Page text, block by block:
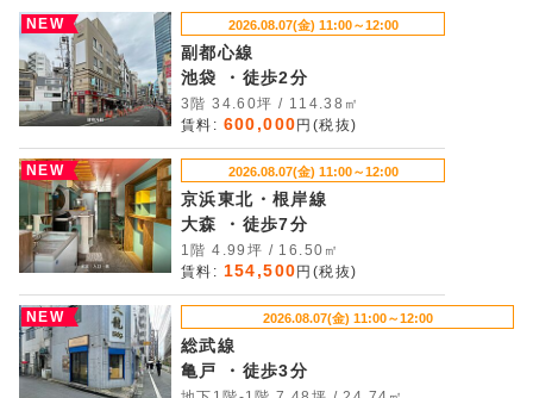
NEW 2026.08.07(金) 11:00～12:00
副都心線
池袋 ・徒歩2分
3階 34.60坪 / 114.38㎡
賃料: 600,000 円(税抜)
NEW 2026.08.07(金) 11:00～12:00
京浜東北・根岸線
大森 ・徒歩7分
1階 4.99坪 / 16.50㎡
賃料: 154,500 円(税抜)
NEW 2026.08.07(金) 11:00～12:00
総武線
亀戸 ・徒歩3分